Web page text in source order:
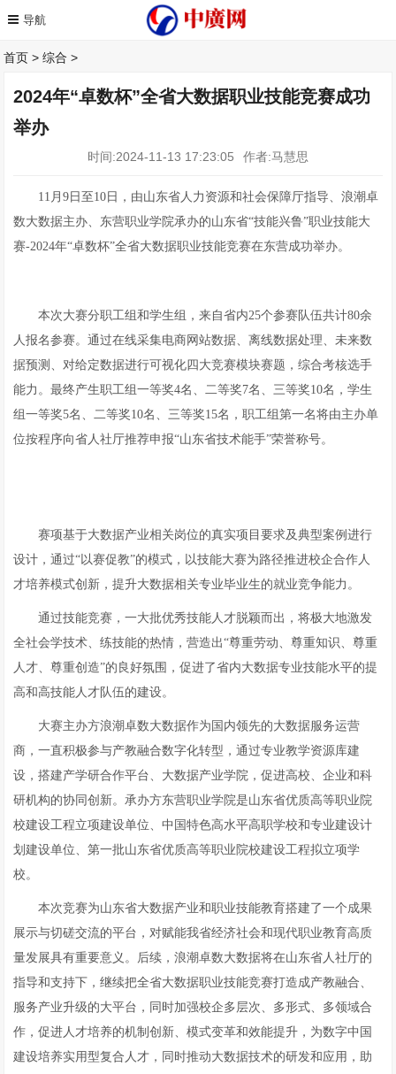
首页 >综合 >
2024年“卓数杯”全省大数据职业技能竞赛成功
举办
时间:2024-11-13 17:23:05 作者:马慧思
11月9日至10日，由山东省人力资源和社会保障厅指导、浪潮卓
数大数据主办、东营职业学院承办的山东省“技能兴鲁”职业技能大
赛-2024年“卓数杯”全省大数据职业技能竞赛在东营成功举办。
本次大赛分职工组和学生组，来自省内25个参赛队伍共计80余
人报名参赛。通过在线采集电商网站数据、离线数据处理、未来数
据预测、对给定数据进行可视化四大竞赛模块赛题，综合考核选手
能力。最终产生职工组一等奖4名、二等奖7名、三等奖10名，学生
组一等奖5名、二等奖10名、三等奖15名，职工组第一名将由主办单
位按程序向省人社厅推荐申报“山东省技术能手”荣誉称号。
赛项基于大数据产业相关岗位的真实项目要求及典型案例进行
设计，通过“以赛促教”的模式，以技能大赛为路径推进校企合作人
才培养模式创新，提升大数据相关专业毕业生的就业竞争能力。
通过技能竞赛，一大批优秀技能人才脱颖而出，将极大地激发
全社会学技术、练技能的热情，营造出“尊重劳动、尊重知识、尊重
人才、尊重创造”的良好氛围，促进了省内大数据专业技能水平的提
高和高技能人才队伍的建设。
大赛主办方浪潮卓数大数据作为国内领先的大数据服务运营
商，一直积极参与产教融合数字化转型，通过专业教学资源库建
设，搭建产学研合作平台、大数据产业学院，促进高校、企业和科
研机构的协同创新。承办方东营职业学院是山东省优质高等职业院
校建设工程立项建设单位、中国特色高水平高职学校和专业建设计
划建设单位、第一批山东省优质高等职业院校建设工程拟立项学
校。
本次竞赛为山东省大数据产业和职业技能教育搭建了一个成果
展示与切磋交流的平台，对赋能我省经济社会和现代职业教育高质
量发展具有重要意义。后续，浪潮卓数大数据将在山东省人社厅的
指导和支持下，继续把全省大数据职业技能竞赛打造成产教融合、
服务产业升级的大平台，同时加强校企多层次、多形式、多领域合
作，促进人才培养的机制创新、模式变革和效能提升，为数字中国
建设培养实用型复合人才，同时推动大数据技术的研发和应用，助